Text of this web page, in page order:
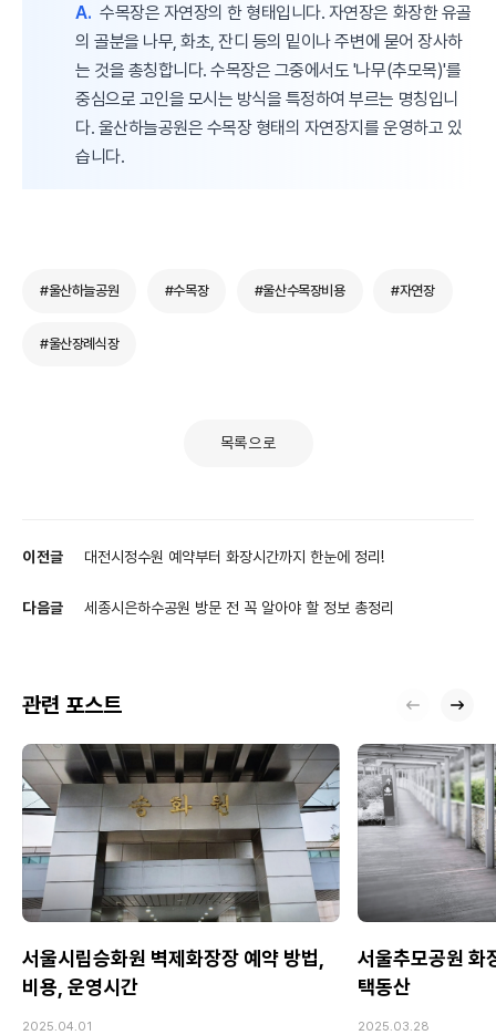
A. 수목장은 자연장의 한 형태입니다. 자연장은 화장한 유골
의 골분을 나무, 화초, 잔디 등의 밑이나 주변에 묻어 장사하
는 것을 총칭합니다. 수목장은 그중에서도 '나무(추모목)'를
중심으로 고인을 모시는 방식을 특정하여 부르는 명칭입니
다. 울산하늘공원은 수목장 형태의 자연장지를 운영하고 있
습니다.
#울산하늘공원 #수목장 #울산수목장비용 #자연장
#울산장례식장
목록으로
이전글 대전시정수원 예약부터 화장시간까지 한눈에 정리!
다음글 세종시은하수공원 방문 전 꼭 알아야 할 정보 총정리
관련 포스트
서울시립승화원 벽제화장장 예약 방법,
비용, 운영시간
2025.04.01
서울추모공원 화
택동산
2025.03.28